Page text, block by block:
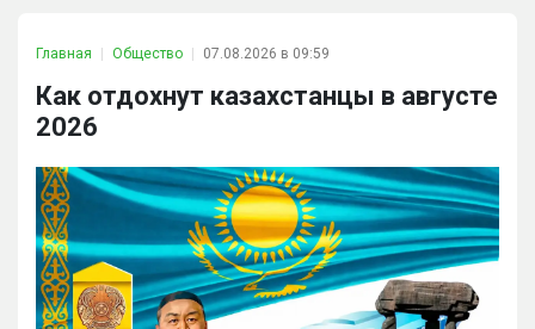
Главная Общество 07.08.2026 в 09:59
Как отдохнут казахстанцы в августе
2026